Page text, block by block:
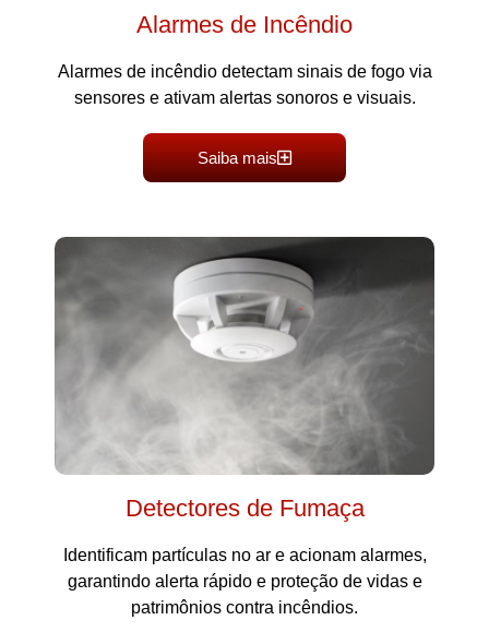
Alarmes de Incêndio
Alarmes de incêndio detectam sinais de fogo via
sensores e ativam alertas sonoros e visuais.
Saiba mais
Detectores de Fumaça
Identificam partículas no ar e acionam alarmes,
garantindo alerta rápido e proteção de vidas e
patrimônios contra incêndios.